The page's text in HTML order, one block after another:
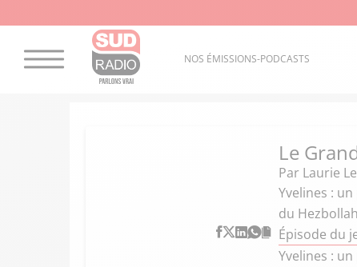
NOS ÉMISSIONS-PODCASTS
Le
Par Laurie
Yvelines :
du
Épisode du
Yvelines :